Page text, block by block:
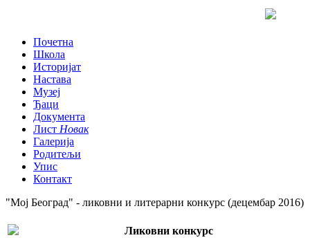
Почетна
Школа
Историјат
Настава
Музеј
Ђаци
Документа
Лист Новак
Галерија
Родитељи
Упис
Контакт
"Мој Београд" - ликовни и литерарни конкурс (децембар 2016)
Ликовни конкурс